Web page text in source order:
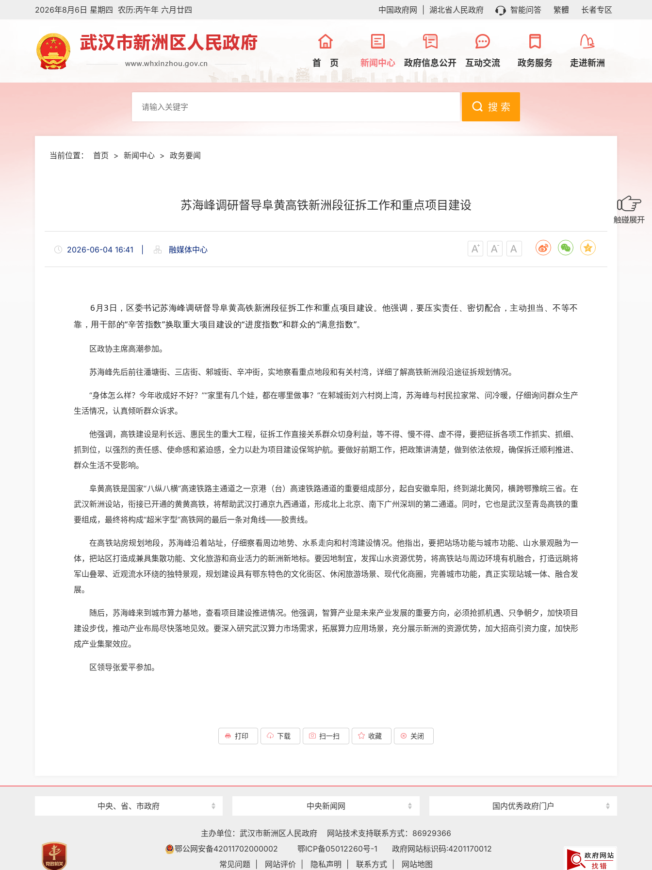
2026年8月6日 星期四 农历:丙午年 六月廿四 智能问答 繁體 长者专区
中国政府网 湖北省人民政府
首 页 新闻中心 政府信息公开 互动交流 政务服务 走进新洲
搜 索
当前位置： 首页 > 新闻中心 > 政务要闻
苏海峰调研督导阜黄高铁新洲段征拆工作和重点项目建设
2026-06-04 16:41 融媒体中心
6月3日，区委书记苏海峰调研督导阜黄高铁新洲段征拆工作和重点项目建设。他强调，要压实责任、密切配合，主动担当、不等不
靠，用干部的“辛苦指数”换取重大项目建设的“进度指数”和群众的“满意指数”。
区政协主席高潮参加。
苏海峰先后前往潘塘街、三店街、邾城街、辛冲街，实地察看重点地段和有关村湾，详细了解高铁新洲段沿途征拆规划情况。
“身体怎么样？今年收成好不好？”“家里有几个娃，都在哪里做事？”在邾城街刘六村岗上湾，苏海峰与村民拉家常、问冷暖，仔细询问群众生产
生活情况，认真倾听群众诉求。
他强调，高铁建设是利长远、惠民生的重大工程，征拆工作直接关系群众切身利益，等不得、慢不得、虚不得，要把征拆各项工作抓实、抓细、
抓到位，以强烈的责任感、使命感和紧迫感，全力以赴为项目建设保驾护航。要做好前期工作，把政策讲清楚，做到依法依规，确保拆迁顺利推进、
群众生活不受影响。
阜黄高铁是国家“八纵八横”高速铁路主通道之一京港（台）高速铁路通道的重要组成部分，起自安徽阜阳，终到湖北黄冈，横跨鄂豫皖三省。在
武汉新洲设站，衔接已开通的黄黄高铁，将帮助武汉打通京九西通道，形成北上北京、南下广州深圳的第二通道。同时，它也是武汉至青岛高铁的重
要组成，最终将构成“超米字型”高铁网的最后一条对角线——胶贵线。
在高铁站房规划地段，苏海峰沿着站址，仔细察看周边地势、水系走向和村湾建设情况。他指出，要把站场功能与城市功能、山水景观融为一
体，把站区打造成兼具集散功能、文化旅游和商业活力的新洲新地标。要因地制宜，发挥山水资源优势，将高铁站与周边环境有机融合，打造远眺将
军山叠翠、近观流水环绕的独特景观，规划建设具有鄂东特色的文化街区、休闲旅游场景、现代化商圈，完善城市功能，真正实现站城一体、融合发
展。
随后，苏海峰来到城市算力基地，查看项目建设推进情况。他强调，智算产业是未来产业发展的重要方向，必须抢抓机遇、只争朝夕，加快项目
建设步伐，推动产业布局尽快落地见效。要深入研究武汉算力市场需求，拓展算力应用场景，充分展示新洲的资源优势，加大招商引资力度，加快形
成产业集聚效应。
区领导张爱平参加。
打印 下载 扫一扫 收藏 关闭
中央、省、市政府 中央新闻网 国内优秀政府门户
主办单位：武汉市新洲区人民政府
网站技术支持联系方式：86929366
鄂公网安备42011702000002
鄂ICP备05012260号-1
政府网站标识码:4201170012
常见问题
网站评价 隐私声明 联系方式 网站地图